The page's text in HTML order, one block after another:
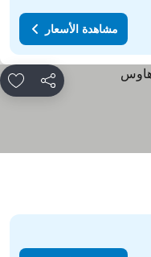
مشاهدة الأسعار
مشاركة